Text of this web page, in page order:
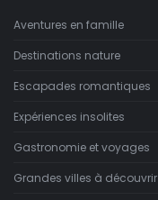
Aventures en famille
Destinations nature
Escapades romantiques
Expériences insolites
Gastronomie et voyages
Grandes villes à découvrir